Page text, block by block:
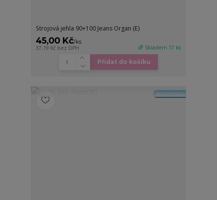
Strojová jehla 90+100 Jeans Organ (E)
45,00 Kč/ks
37,19 Kč bez DPH 🌈 Skladem 17 ks
Přidat do košíku
🆕 Novinka